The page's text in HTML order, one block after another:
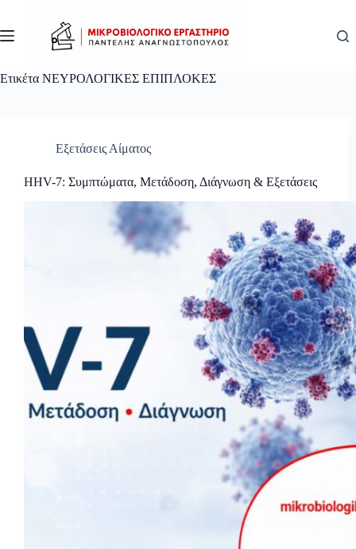
περιεχόμενο
Ετικέτα ΝΕΥΡΟΛΟΓΙΚΕΣ ΕΠΙΠΛΟΚΕΣ
Εξετάσεις Αίματος
HHV-7: Συμπτώματα, Μετάδοση, Διάγνωση & Εξετάσεις